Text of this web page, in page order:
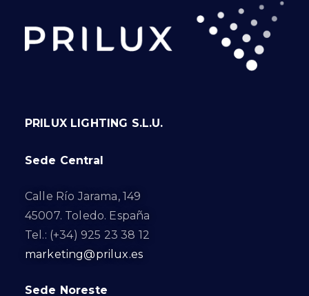
PRILUX LIGHTING S.L.U.
Sede Central
Calle Río Jarama, 149
45007. Toledo. España
Tel.: (+34) 925 23 38 12
marketing@prilux.es
Sede Noreste